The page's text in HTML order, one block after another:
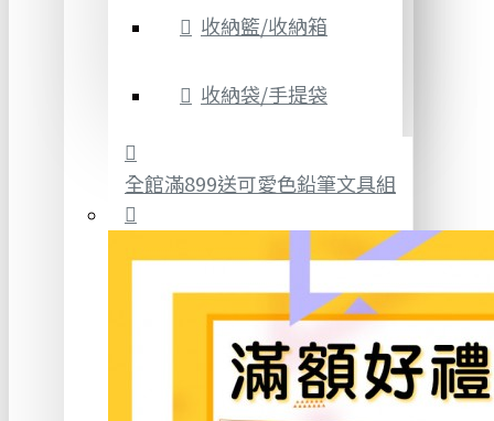
收納籃/收納箱
收納袋/手提袋
全館滿899送可愛色鉛筆文具組